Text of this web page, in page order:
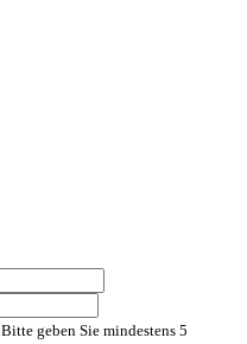
Bitte geben Sie mindestens 5